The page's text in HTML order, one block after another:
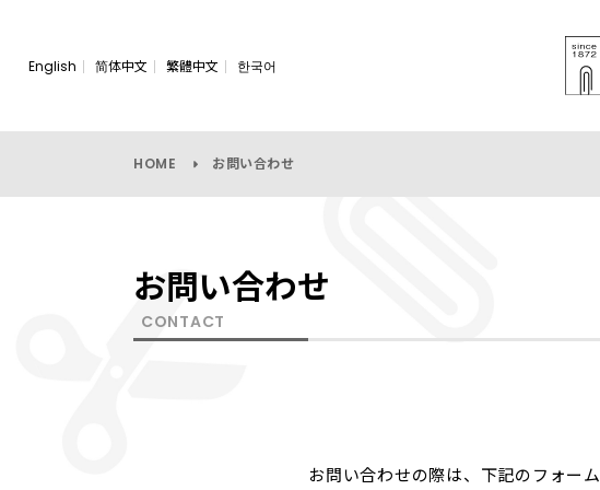
English 简体中文 繁體中文 한국어
HOME お問い合わせ
お問い合わせ
CONTACT
お問い合わせの際は、 下記のフォー